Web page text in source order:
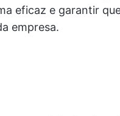
eficaz e garantir
empresa.